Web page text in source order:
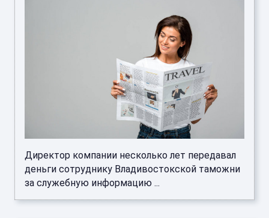
Директор компании несколько лет передавал
деньги сотруднику Владивостокской таможни
за служебную информацию ...